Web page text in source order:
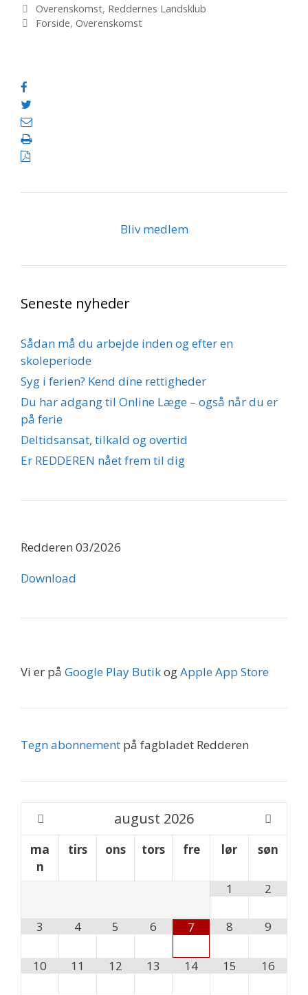
Kategorier
Overenskomst, Reddernes Landsklub
Tags
Forside, Overenskomst
Bliv medlem
Seneste nyheder
Sådan må du arbejde inden og efter en
skoleperiode
Syg i ferien? Kend dine rettigheder
Du har adgang til Online Læge – også når du er
på ferie
Deltidsansat, tilkald og overtid
Er REDDEREN nået frem til dig
Redderen 03/2026
Download
Vi er på Google Play ButikogApple App Store
Tegn abonnement på fagbladet Redderen
august 2026
ma
n
tirs ons tors fre lør søn
1 2
3 4 5 6 7 8 9
10 11 12 13 14 15 16